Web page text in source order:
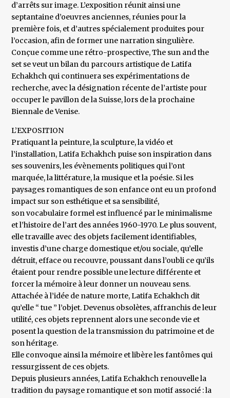
d’arrêts sur image. L’exposition réunit ainsi une
septantaine d’oeuvres anciennes, réunies pour la
première fois, et d’autres spécialement produites pour
l’occasion, afin de former une narration singulière.
Conçue comme une rétro-prospective, The sun and the
set se veut un bilan du parcours artistique de Latifa
Echakhch qui continuera ses expérimentations de
recherche, avec la désignation récente de l’artiste pour
occuper le pavillon de la Suisse, lors de la prochaine
Biennale de Venise.
L’EXPOSITION
Pratiquant la peinture, la sculpture, la vidéo et
l’installation, Latifa Echakhch puise son inspiration dans
ses souvenirs, les évènements politiques qui l’ont
marquée, la littérature, la musique et la poésie. Si les
paysages romantiques de son enfance ont eu un profond
impact sur son esthétique et sa sensibilité,
son vocabulaire formel est influencé par le minimalisme
et l’histoire de l’art des années 1960-1970. Le plus souvent,
elle travaille avec des objets facilement identifiables,
investis d’une charge domestique et/ou sociale, qu’elle
détruit, efface ou recouvre, poussant dans l’oubli ce qu’ils
étaient pour rendre possible une lecture différente et
forcer la mémoire à leur donner un nouveau sens.
Attachée à l’idée de nature morte, Latifa Echakhch dit
qu’elle “ tue ” l’objet. Devenus obsolètes, affranchis de leur
utilité, ces objets reprennent alors une seconde vie et
posent la question de la transmission du patrimoine et de
son héritage.
Elle convoque ainsi la mémoire et libère les fantômes qui
ressurgissent de ces objets.
Depuis plusieurs années, Latifa Echakhch renouvelle la
tradition du paysage romantique et son motif associé : la